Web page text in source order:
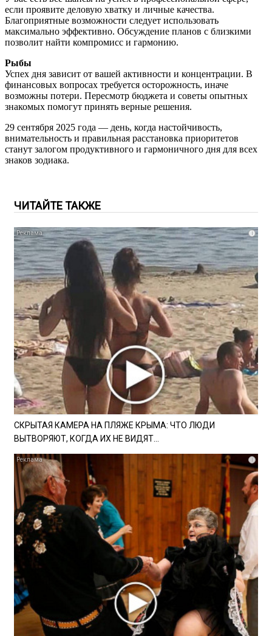
если проявите деловую хватку и личные качества.
Благоприятные возможности следует использовать
максимально эффективно. Обсуждение планов с близкими
позволит найти компромисс и гармонию.
Рыбы
Успех дня зависит от вашей активности и концентрации. В
финансовых вопросах требуется осторожность, иначе
возможны потери. Пересмотр бюджета и советы опытных
знакомых помогут принять верные решения.
29 сентября 2025 года — день, когда настойчивость,
внимательность и правильная расстановка приоритетов
станут залогом продуктивного и гармоничного дня для всех
знаков зодиака.
ЧИТАЙТЕ ТАКЖЕ
i
СКРЫТАЯ КАМЕРА НА ПЛЯЖЕ КРЫМА: ЧТО ЛЮДИ
ВЫТВОРЯЮТ, КОГДА ИХ НЕ ВИДЯТ...
i